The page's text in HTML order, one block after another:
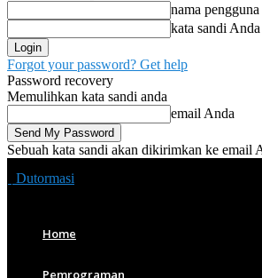
nama pengguna
kata sandi Anda
Forgot your password? Get help
Password recovery
Memulihkan kata sandi anda
email Anda
Sebuah kata sandi akan dikirimkan ke email
Dutormasi
Home
Pemrograman